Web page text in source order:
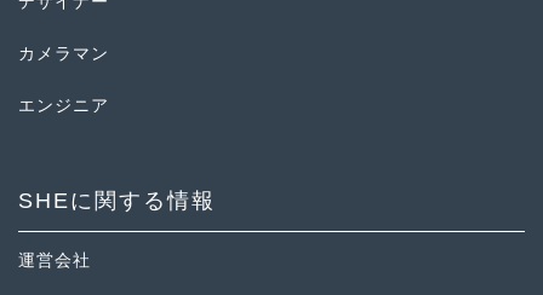
カメラマン
エンジニア
SHEに関する情報
運営会社